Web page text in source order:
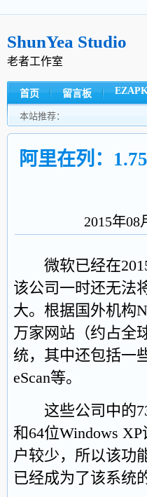
ShunYea Studio
老者工作室
首页 留言板
本站推荐：
阿里在列：
2015年08
微软已经在2015
该公司一时还无法
大。根据国外机构
万家网站（约占全
统，其中还包括一
eScan等。
这些公司中的
和64位Windows
户较少，所以该功
已经成为了该系统